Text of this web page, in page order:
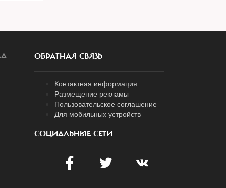
ОБРАТНАЯ СВЯЗЬ
Контактная информация
Размещение рекламы
Пользовательское соглашение
Для мобильных устройств
СОЦИАЛЬНЫЕ СЕТИ